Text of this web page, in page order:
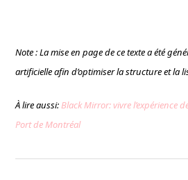
Note : La mise en page de ce texte a été
artificielle afin d’optimiser la structure et la
À lire aussi:Black Mirror: vivre l’expérience
Port de Montréal